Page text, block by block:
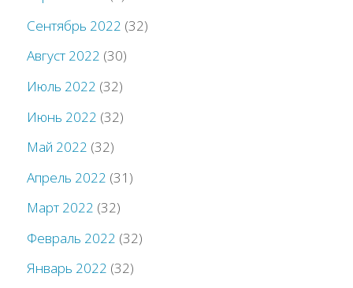
Сентябрь 2022 (32)
Август 2022 (30)
Июль 2022 (32)
Июнь 2022 (32)
Май 2022 (32)
Апрель 2022 (31)
Март 2022 (32)
Февраль 2022 (32)
Январь 2022 (32)